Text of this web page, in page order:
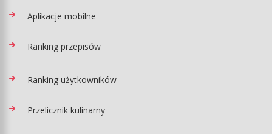
Aplikacje mobilne
Ranking przepisów
Ranking użytkowników
Przelicznik kulinarny